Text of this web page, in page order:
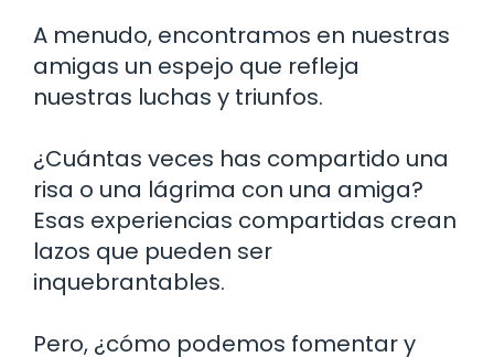
A menudo, encontramos en nuestras
amigas un espejo que refleja
nuestras luchas y triunfos.
¿Cuántas veces has compartido una
risa o una lágrima con una amiga?
Esas experiencias compartidas crean
lazos que pueden ser
inquebrantables.
Pero, ¿cómo podemos fomentar y